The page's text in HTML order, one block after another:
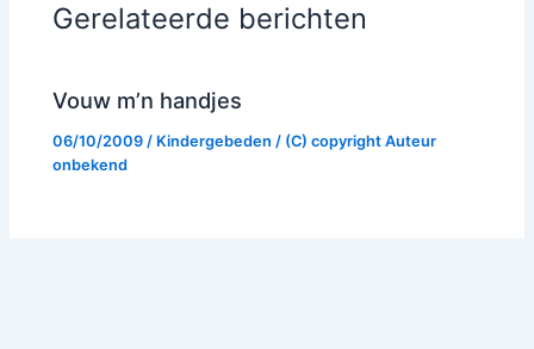
Gerelateerde berichten
Vouw m’n handjes
06/10/2009 / Kindergebeden / (C) copyrightAuteur
onbekend